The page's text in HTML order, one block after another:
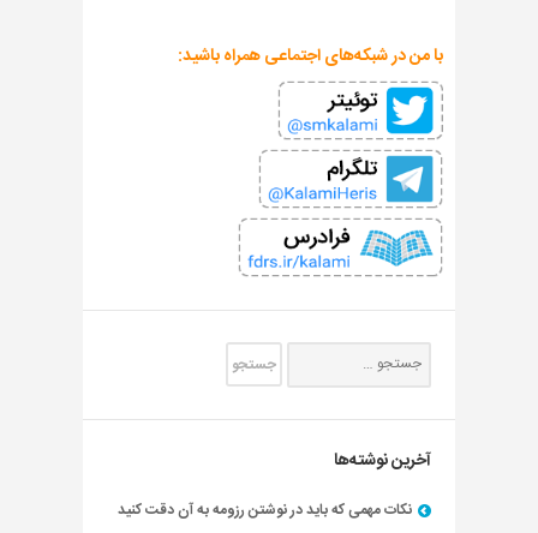
با من در شبکه‌های اجتماعی همراه باشید:
آخرین نوشته‌ها
نکات مهمی که باید در نوشتن رزومه به آن دقت کنید